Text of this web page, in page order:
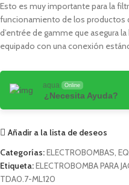
Esto es muy importante para la
funcionamiento de los productos
d’entrée de gamme que asegura
equipado con una conexión
aqua Online
¿Necesita Ayuda?
Añadir a la lista de deseos
Categorías:ELECTROBOMBAS,
Etiqueta:ELECTROBOMBA PARA
TDA0.7-ML120